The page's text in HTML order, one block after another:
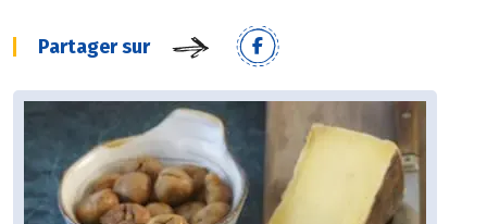
Partager sur